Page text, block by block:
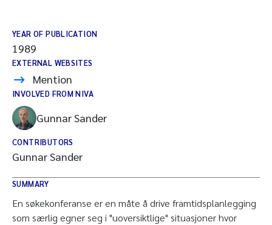
YEAR OF PUBLICATION
1989
EXTERNAL WEBSITES
Mention
INVOLVED FROM NIVA
Gunnar Sander
CONTRIBUTORS
Gunnar Sander
SUMMARY
En søkekonferanse er en måte å drive framtidsplanlegging
som særlig egner seg i "uoversiktlige" situasjoner hvor